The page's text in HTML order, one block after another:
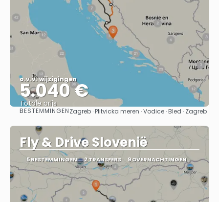
o.v.v. wijzigingen
5.040 €
Totale prijs
Bekijk
BESTEMMINGENZagreb · Plitvicka meren · Vodice · Bled · Zagreb
Fly & Drive Slovenië
5 BESTEMMINGEN 2 TRANSFERS 9 OVERNACHTINGEN